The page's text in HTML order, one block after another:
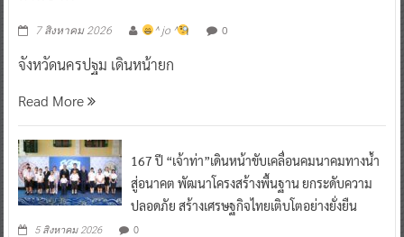
7 สิงหาคม 2026 ^ jo ^ 0
จังหวัดนครปฐม เดินหน้ายก
Read More
167 ปี “เจ้าท่า”เดินหน้าขับเคลื่อนคมนาคมทางน้ำ
สู่อนาคต พัฒนาโครงสร้างพื้นฐาน ยกระดับความ
ปลอดภัย สร้างเศรษฐกิจไทยเติบโตอย่างยั่งยืน
5 สิงหาคม 2026 0